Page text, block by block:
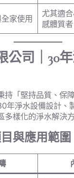
家使用
尤其適
感體質
公司｜30
持「堅持品質、保
年淨水設備設計、
多樣化的淨水解決
與應用範圍